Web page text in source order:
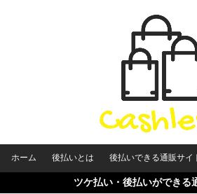
ホーム 後払いとは 後払いできる通販サイ
ツケ払い・後払いができる